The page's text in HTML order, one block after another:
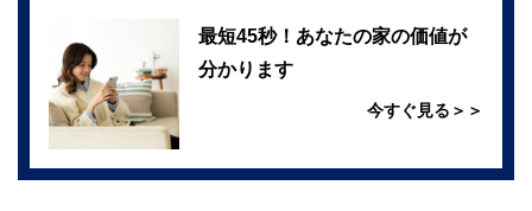
最短45秒！あなたの家の価値が
分かります
今すぐ見る＞＞